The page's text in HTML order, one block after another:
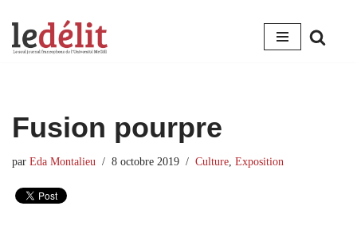
Aller
Fusion pourpre
par Eda Montalieu 8 octobre 2019 Culture Exposition